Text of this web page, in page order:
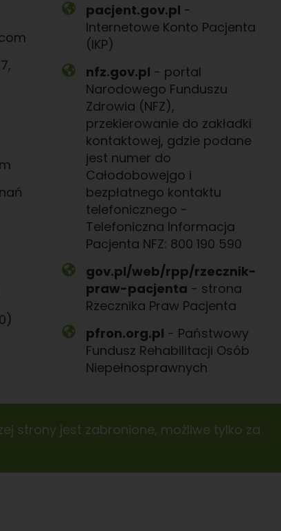
pacjent.gov.pl -
Internetowe Konto Pacjenta
(IKP)
nfz.gov.pl - portal
Narodowego Funduszu
Zdrowia (NFZ),
przekierowanie do zakładki
kontaktowej, gdzie podane
jest numer do
Całodobowejgo i
bezpłatnego kontaktu
telefonicznego -
Telefoniczna Informacja
Pacjenta NFZ: 800 190 590
gov.pl/web/rpp/rzecznik-
praw-pacjenta - strona
Rzecznika Praw Pacjenta
pfron.org.pl - Państwowy
Fundusz Rehabilitacji Osób
Niepełnosprawnych
strony jest zabronione, możliwe tylko za